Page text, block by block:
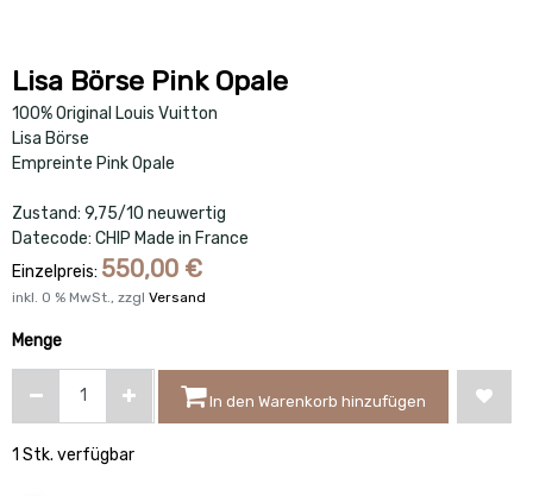
Lisa Börse Pink Opale
100% Original Louis Vuitton
Lisa Börse
Empreinte Pink Opale
Zustand: 9,75/10 neuwertig
Datecode: CHIP Made in France
Einzelpreis: 550,00 €
inkl. 0 % MwSt., zzgl Versand
Menge
In den Warenkorb hinzufügen
1 Stk. verfügbar